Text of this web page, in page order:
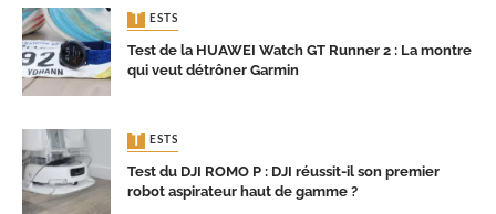
TESTS
Test de la HUAWEI Watch GT Runner 2 : La montre
qui veut détrôner Garmin
TESTS
Test du DJI ROMO P : DJI réussit-il son premier
robot aspirateur haut de gamme ?